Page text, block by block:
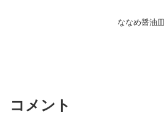
ななめ醤油皿
コメント